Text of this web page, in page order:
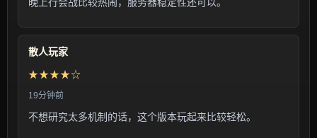
散人玩家
★★★★☆
19分钟前
不想研究太多机制的话，这个版本玩起来比较轻松。